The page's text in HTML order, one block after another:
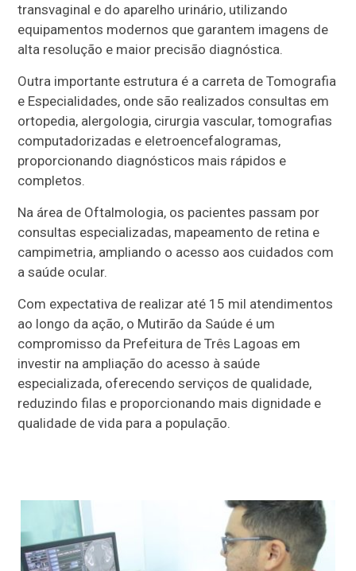
transvaginal e do aparelho urinário, utilizando
equipamentos modernos que garantem imagens de
alta resolução e maior precisão diagnóstica.
Outra importante estrutura é a carreta de Tomografia
e Especialidades, onde são realizados consultas em
ortopedia, alergologia, cirurgia vascular, tomografias
computadorizadas e eletroencefalogramas,
proporcionando diagnósticos mais rápidos e
completos.
Na área de Oftalmologia, os pacientes passam por
consultas especializadas, mapeamento de retina e
campimetria, ampliando o acesso aos cuidados com
a saúde ocular.
Com expectativa de realizar até 15 mil atendimentos
ao longo da ação, o Mutirão da Saúde é um
compromisso da Prefeitura de Três Lagoas em
investir na ampliação do acesso à saúde
especializada, oferecendo serviços de qualidade,
reduzindo filas e proporcionando mais dignidade e
qualidade de vida para a população.